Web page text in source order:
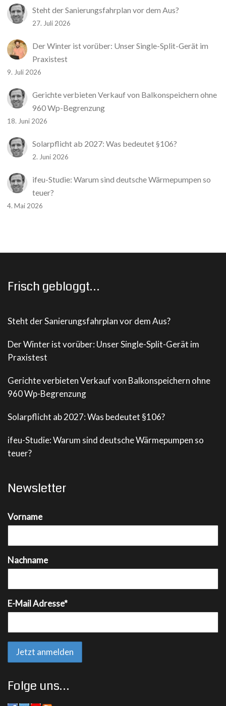
Steht der Sanierungsfahrplan vor dem Aus?
27. Juli 2026
Der Winter ist vorüber: Unser Single-Split-Gerät im
Praxistest
9. Juli 2026
Gerichte verbieten Verkauf von Balkonspeichern ohne
960 Wp-Begrenzung
18. Juni 2026
Solarpflicht ab 2027: Was bedeutet §106?
2. Juni 2026
ifeu-Studie: Warum sind deutsche Wärmepumpen so
teuer?
4. Mai 2026
Frisch gebloggt…
Steht der Sanierungsfahrplan vor dem Aus?
Der Winter ist vorüber: Unser Single-Split-Gerät im
Praxistest
Gerichte verbieten Verkauf von Balkonspeichern ohne
960 Wp-Begrenzung
Solarpflicht ab 2027: Was bedeutet §106?
ifeu-Studie: Warum sind deutsche Wärmepumpen so
teuer?
Newsletter
Vorname
Nachname
E-Mail Adresse*
Folge uns…